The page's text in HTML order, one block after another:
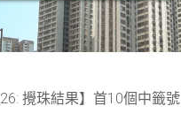
攪珠結果】首10個中籤號